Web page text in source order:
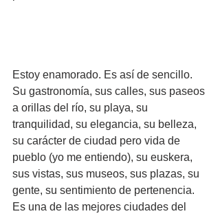
Estoy enamorado. Es así de sencillo.
Su gastronomía, sus calles, sus paseos
a orillas del río, su playa, su
tranquilidad, su elegancia, su belleza,
su carácter de ciudad pero vida de
pueblo (yo me entiendo), su euskera,
sus vistas, sus museos, sus plazas, su
gente, su sentimiento de pertenencia.
Es una de las mejores ciudades del